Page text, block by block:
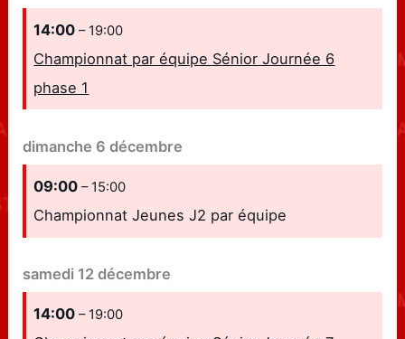
14:00– 19:00
Championnat par équipe Sénior Journée 6
phase 1
dimanche 6 décembre
09:00– 15:00
Championnat Jeunes J2 par équipe
samedi 12 décembre
14:00– 19:00